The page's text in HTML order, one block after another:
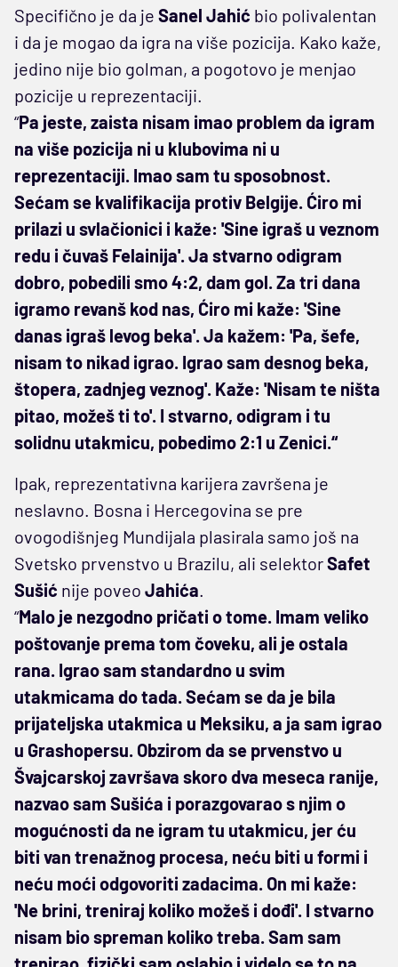
Specifično je da je Sanel Jahić bio polivalentan
i da je mogao da igra na više pozicija. Kako kaže,
jedino nije bio golman, a pogotovo je menjao
pozicije u reprezentaciji.
“Pa jeste, zaista nisam imao problem da igram
na više pozicija ni u klubovima ni u
reprezentaciji. Imao sam tu sposobnost.
Sećam se kvalifikacija protiv Belgije. Ćiro mi
prilazi u svlačionici i kaže: 'Sine igraš u veznom
redu i čuvaš Felainija'. Ja stvarno odigram
dobro, pobedili smo 4:2, dam gol. Za tri dana
igramo revanš kod nas, Ćiro mi kaže: 'Sine
danas igraš levog beka'. Ja kažem: 'Pa, šefe,
nisam to nikad igrao. Igrao sam desnog beka,
štopera, zadnjeg veznog'. Kaže: 'Nisam te ništa
pitao, možeš ti to'. I stvarno, odigram i tu
solidnu utakmicu, pobedimo 2:1 u Zenici.“
Ipak, reprezentativna karijera završena je
neslavno. Bosna i Hercegovina se pre
ovogodišnjeg Mundijala plasirala samo još na
Svetsko prvenstvo u Brazilu, ali selektorSafet
Sušić nije poveo Jahića.
“Malo je nezgodno pričati o tome. Imam veliko
poštovanje prema tom čoveku, ali je ostala
rana. Igrao sam standardno u svim
utakmicama do tada. Sećam se da je bila
prijateljska utakmica u Meksiku, a ja sam igrao
u Grashopersu. Obzirom da se prvenstvo u
Švajcarskoj završava skoro dva meseca ranije,
nazvao sam Sušića i porazgovarao s njim o
mogućnosti da ne igram tu utakmicu, jer ću
biti van trenažnog procesa, neću biti u formi i
neću moći odgovoriti zadacima. On mi kaže:
'Ne brini, treniraj koliko možeš i dođi'. I stvarno
nisam bio spreman koliko treba. Sam sam